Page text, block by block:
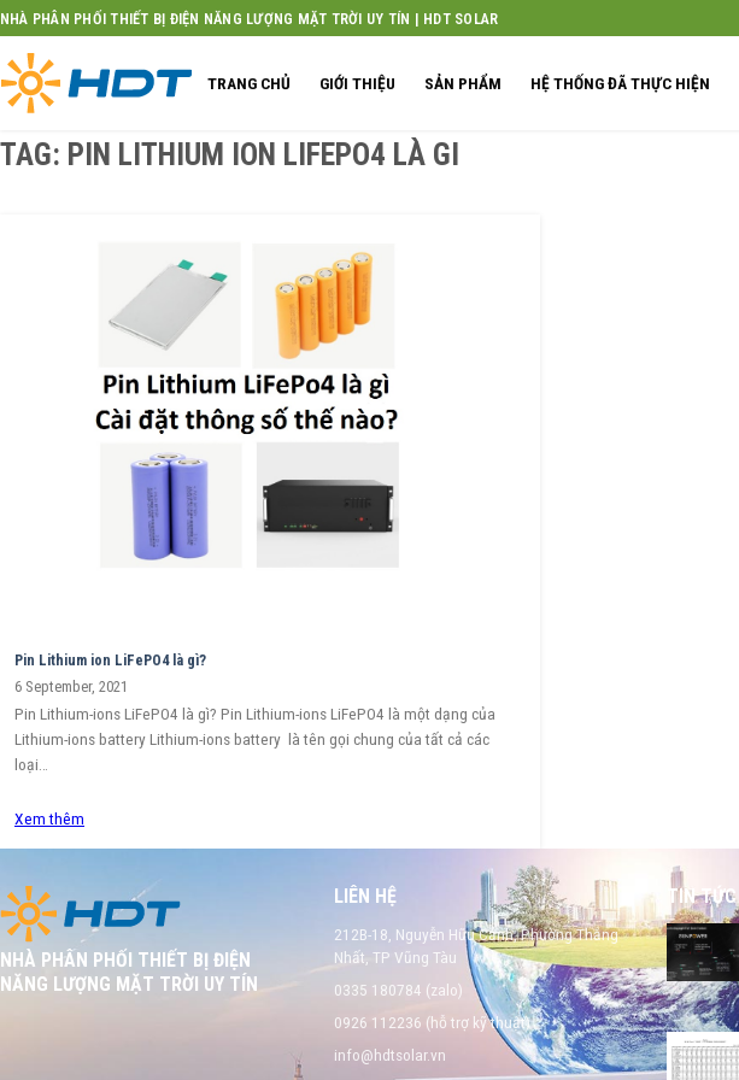
Skip
to
content
NHÀ PHÂN PHỐI THIẾT BỊ ĐIỆN NĂNG LƯỢNG MẶT TRỜI UY TÍN | HDT SOLAR
TRANG CHỦ GIỚI THIỆU SẢN PHẨM HỆ THỐNG ĐÃ THỰC HIỆN
TAG: PIN LITHIUM ION LIFEPO4 LÀ GI
Pin Lithium ion LiFePO4 là gì?
6 September, 2021
Pin Lithium-ions LiFePO4 là gì? Pin Lithium-ions LiFePO4 là một dạng của
Lithium-ions battery Lithium-ions battery là tên gọi chung của tất cả các
loại…
Xem thêm
NHÀ PHÂN PHỐI THIẾT BỊ ĐIỆN
NĂNG LƯỢNG MẶT TRỜI UY TÍN
LIÊN HỆ
212B-18, Nguyễn Hữu Cảnh, Phường Thắng
Nhất, TP Vũng Tàu
0335 180784 (zalo)
0926 112236 (hỗ trợ kỹ thuật)
info@hdtsolar.vn
TIN TỨC